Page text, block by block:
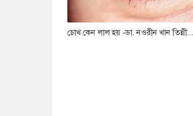
চোখ কেন লাল হয় -ডা. নওরীন খান তিন্নী...